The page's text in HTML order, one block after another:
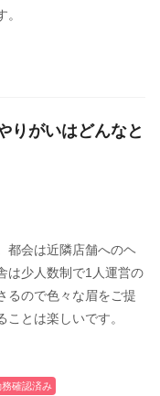
りがいはどんなと
都会は近隣店舗へのヘ
は少人数制で1人運営の
るので色々な眉をご提
とは楽しいです。
務確認済み